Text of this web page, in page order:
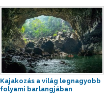
Kajakozás a világ legnagyobb
folyami barlangjában